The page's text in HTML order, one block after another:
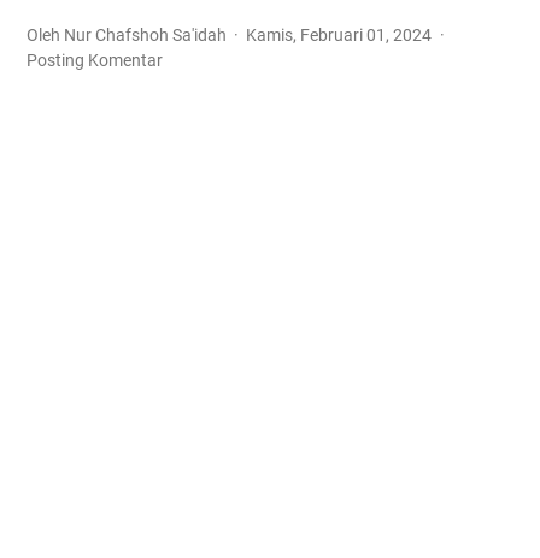
Oleh Nur Chafshoh Sa'idah
Kamis, Februari 01, 2024
Posting Komentar